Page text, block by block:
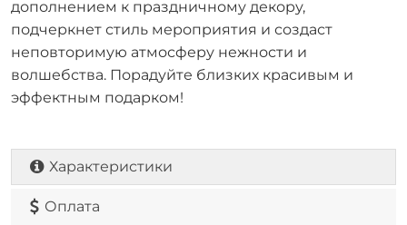
дополнением к праздничному декору,
подчеркнет стиль мероприятия и создаст
неповторимую атмосферу нежности и
волшебства. Порадуйте близких красивым и
эффектным подарком!
Характеристики
Оплата